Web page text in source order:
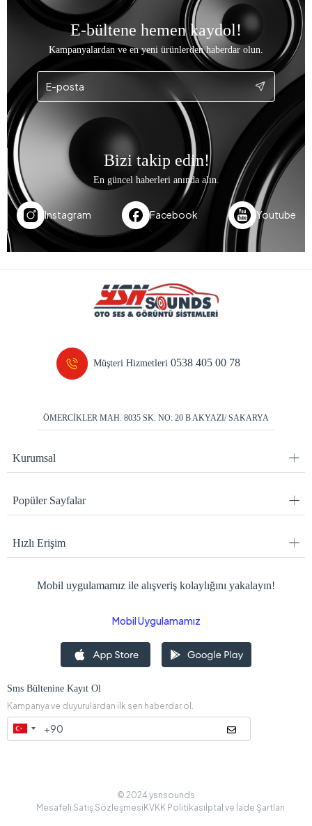
E-bültene hemen kaydol!
Kampanyalardan ve en yeni ürünlerden haberdar olun.
Bizi takip edin!
En güncel haberleri anında alın.
Instagram Facebook Youtube
Müşteri Hizmetleri0538 405 00 78
ÖMERCİKLER MAH. 8035 SK. NO: 20 B AKYAZI/ SAKARYA
Kurumsal
Popüler Sayfalar
Hızlı Erişim
Mobil uygulamamız ile alışveriş kolaylığını yakalayın!
Mobil Uygulamamız
Sms Bültenine Kayıt Ol
Kampanya ve duyurulardan ilk sen haberdar ol.
© 2024 ysnsounds
Mesafeli Satış Sözleşmesi KVKK Politikasıİptal ve İade Şartları